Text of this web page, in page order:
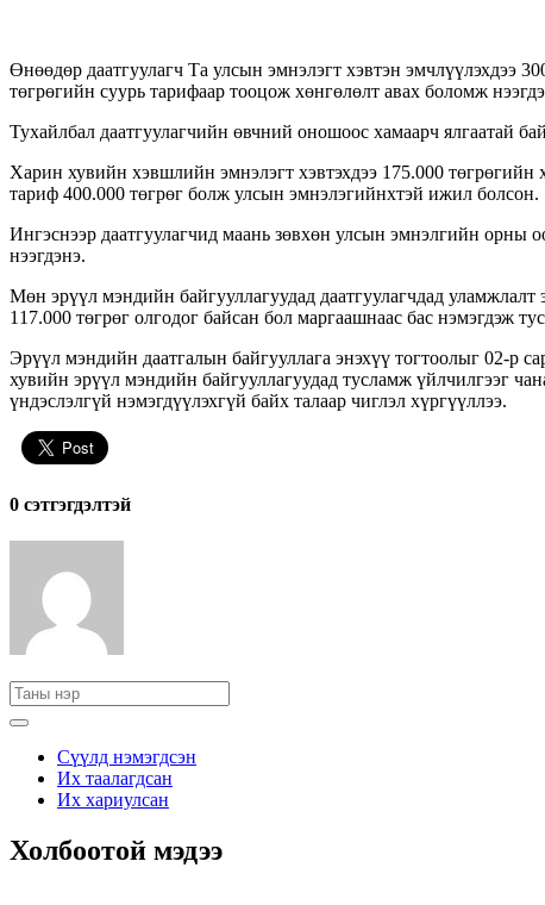
Өнөөдөр даатгуулагч Та улсын эмнэлэгт хэвтэн эмчлүүлэхдээ
төгрөгийн суурь тарифаар тооцож хөнгөлөлт авах боломж
Тухайлбал даатгуулагчийн өвчний оношоос хамаарч ялгаатай
Харин хувийн хэвшлийн эмнэлэгт хэвтэхдээ 175.000 төгрөгийн
тариф 400.000 төгрөг болж улсын эмнэлэгийнхтэй ижил болсон.
Ингэснээр даатгуулагчид маань зөвхөн улсын эмнэлгийн орны
нээгдэнэ.
Мөн эрүүл мэндийн байгууллагуудад даатгуулагчдад
117.000 төгрөг олгодог байсан бол маргаашнаас бас нэмэгдэж
Эрүүл мэндийн даатгалын байгууллага энэхүү тогтоолыг 02-р
хувийн эрүүл мэндийн байгууллагуудад тусламж үйлчилгээг
үндэслэлгүй нэмэгдүүлэхгүй байх талаар чиглэл хүргүүллээ.
0 cэтгэгдэлтэй
Сүүлд нэмэгдсэн
Их таалагдсан
Их хариулсан
Холбоотой мэдээ